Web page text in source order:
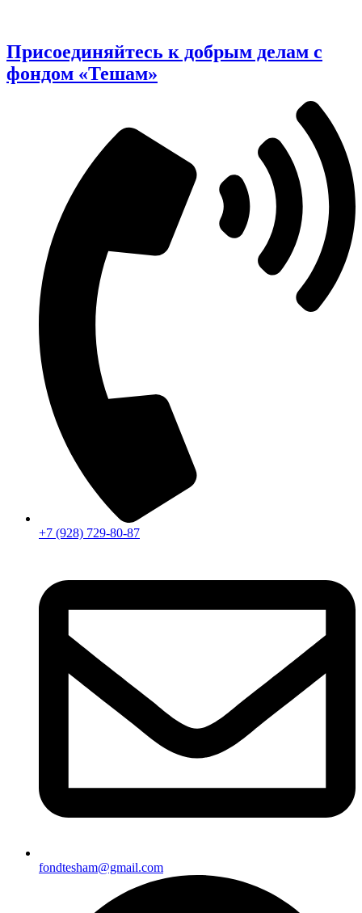
Присоединяйтесь к добрым делам с
фондом «Тешам»
+7 (928) 729-80-87
fondtesham@gmail.com